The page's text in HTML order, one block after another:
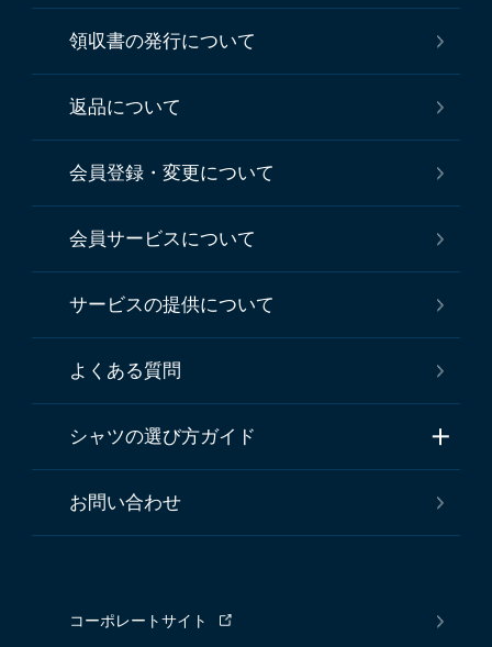
領収書の発行について
返品について
会員登録・変更について
会員サービスについて
サービスの提供について
よくある質問
シャツの選び方ガイド
お問い合わせ
コーポレートサイト